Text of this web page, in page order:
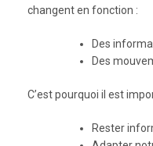
changent en fonction :
Des
Des
C’est pourquoi il est
Rester